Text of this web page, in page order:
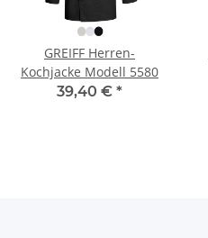
GREIFF Herren-
Kochjacke Modell 5580
39,40 € *